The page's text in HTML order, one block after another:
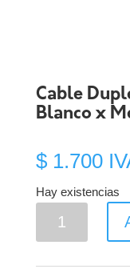
Cable
Blanco x
$1.700
Hay existencias
Duplex